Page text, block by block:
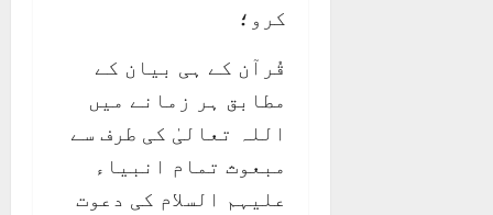
کرو؛
قُرآن کے ہی بیان کے
مطابق ہر زمانے میں
اللہ تعالیٰ کی طرف سے
مبعوث تمام انبیاء
علیہم السلام کی دعوت